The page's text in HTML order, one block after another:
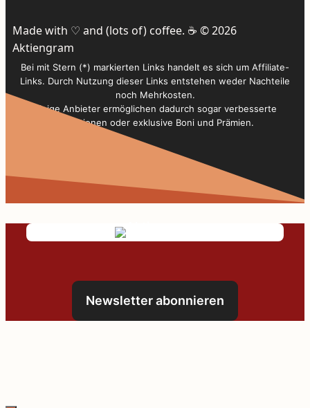
Made with ♡ and (lots of) coffee. ☕️ © 2026
Aktiengram
Bei mit Stern (*) markierten Links handelt es sich um Affiliate-
Links. Durch Nutzung dieser Links entstehen weder Nachteile
noch Mehrkosten.
Einige Anbieter ermöglichen dadurch sogar verbesserte
Konditionen oder exklusive Boni und Prämien.
Newsletter abonnieren